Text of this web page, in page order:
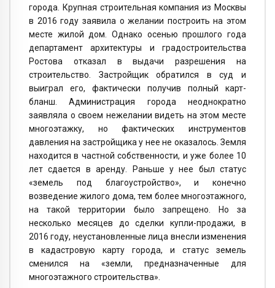
города. Крупная строительная компания из Москвы
в 2016 году заявила о желании построить на этом
месте жилой дом. Однако осенью прошлого года
департамент архитектуры и градостроительства
Ростова отказал в выдачи разрешения на
строительство. Застройщик обратился в суд и
выиграл его, фактически получив полный карт-
бланш. Администрация города неоднократно
заявляла о своем нежелании видеть на этом месте
многоэтажку, но фактических инструментов
давления на застройщика у нее не оказалось. Земля
находится в частной собственности, и уже более 10
лет сдается в аренду. Раньше у нее был статус
«земель под благоустройство», и конечно
возведение жилого дома, тем более многоэтажного,
на такой территории было запрещено. Но за
несколько месяцев до сделки купли-продажи, в
2016 году, неустановленные лица внесли изменения
в кадастровую карту города, и статус земель
сменился на «земли, предназначенные для
многоэтажного строительства».